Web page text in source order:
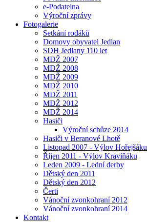
e-Podatelna
Výroční zprávy
Fotogalerie
Setkání rodáků
Domovy obyvatel Jedlan
SDH Jedlany 110 let
MDŽ 2007
MDŽ 2008
MDŽ 2009
MDŽ 2010
MDŽ 2011
MDŽ 2012
MDŽ 2014
Hasiči
Výroční schůze 2014
Hasiči v Beranové Lhotě
Listopad 2007 - Výlov Hořejšáku
Říjen 2011 - Výlov Kravíňáku
Leden 2009 - Lední derby
Dětský den 2011
Dětský den 2012
Čerti
Vánoční zvonkohraní 2012
Vánoční zvonkohraní 2014
Kontakt